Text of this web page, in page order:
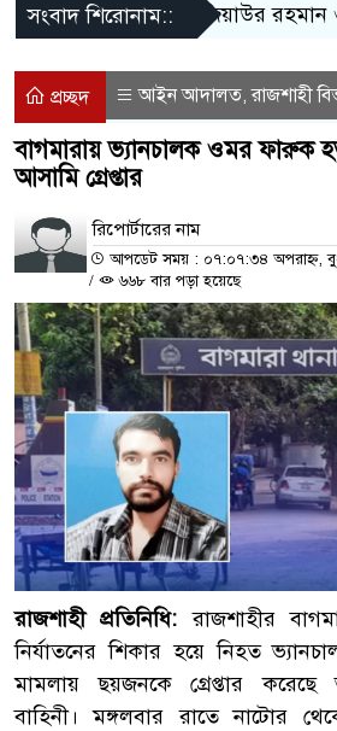
সংবাদ শিরোনাম::জিয়াউর রহমান ও
প্রচ্ছদ আইন আদালত,রাজশাহী
বাগমারায় ভ্যানচালক ওমর ফারুক
আসামি গ্রেপ্তার
রিপোর্টারের নাম
আপডেট সময় : ০৭:০৭:৩৪ অপরাহ্ন,
/
৬৬৮ বার পড়া হয়েছে
রাজশাহী প্রতিনিধি: রাজশাহীর
নির্যাতনের শিকার হয়ে নিহত
মামলায় ছয়জনকে গ্রেপ্তার করেছে
বাহিনী। মঙ্গলবার রাতে নাটোর